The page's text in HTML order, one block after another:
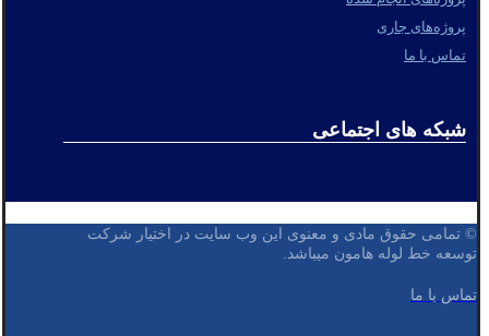
پروژه‌های جاری
تماس با ما
شبکه های اجتماعی
© تمامی حقوق مادی و معنوی این وب سایت در اختیار شرکت
توسعه خط لوله هامون میباشد.
تماس با ما